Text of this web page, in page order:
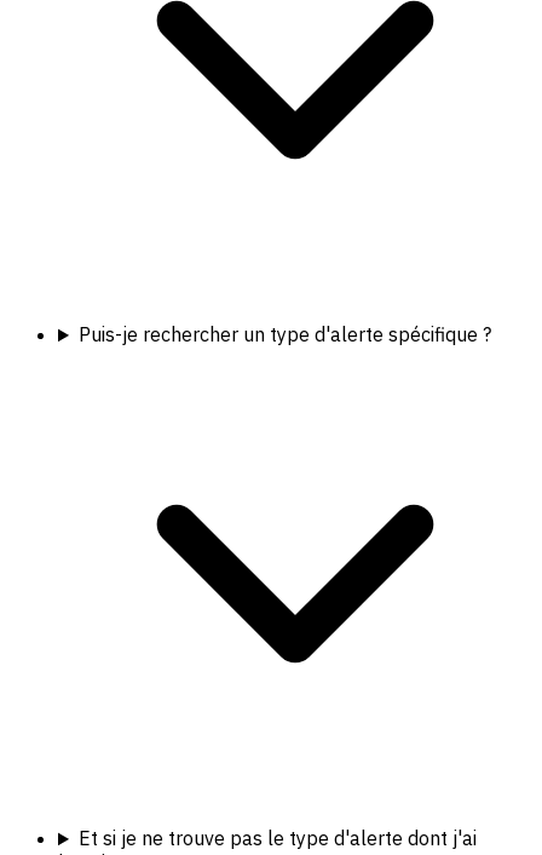
Puis-je rechercher un type d'alerte spécifique ?
Et si je ne trouve pas le type d'alerte dont j'ai